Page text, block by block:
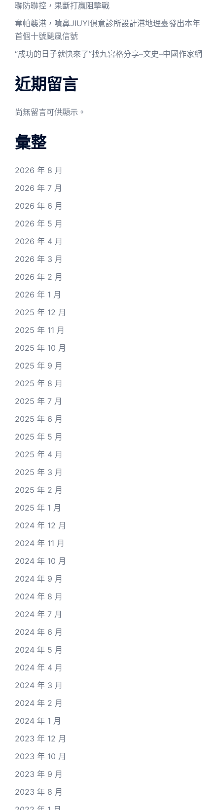
聯防聯控，果斷打贏阻擊戰
韋帕襲港，噴鼻JIUYI俱意診所設計港地理臺發出本年
首個十號颶風信號
“成功的日子就快來了”找九宮格分享–文史–中國作家網
近期留言
尚無留言可供顯示。
彙整
2026 年 8 月
2026 年 7 月
2026 年 6 月
2026 年 5 月
2026 年 4 月
2026 年 3 月
2026 年 2 月
2026 年 1 月
2025 年 12 月
2025 年 11 月
2025 年 10 月
2025 年 9 月
2025 年 8 月
2025 年 7 月
2025 年 6 月
2025 年 5 月
2025 年 4 月
2025 年 3 月
2025 年 2 月
2025 年 1 月
2024 年 12 月
2024 年 11 月
2024 年 10 月
2024 年 9 月
2024 年 8 月
2024 年 7 月
2024 年 6 月
2024 年 5 月
2024 年 4 月
2024 年 3 月
2024 年 2 月
2024 年 1 月
2023 年 12 月
2023 年 10 月
2023 年 9 月
2023 年 8 月